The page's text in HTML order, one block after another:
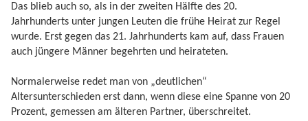
Das blieb auch so, als in der zweiten Hälfte des 20.
Jahrhunderts unter jungen Leuten die frühe Heirat zur Regel
wurde. Erst gegen das 21. Jahrhunderts kam auf, dass Frauen
auch jüngere Männer begehrten und heirateten.
Normalerweise redet man von „deutlichen“
Altersunterschieden erst dann, wenn diese eine Spanne von 20
Prozent, gemessen am älteren Partner, überschreitet.